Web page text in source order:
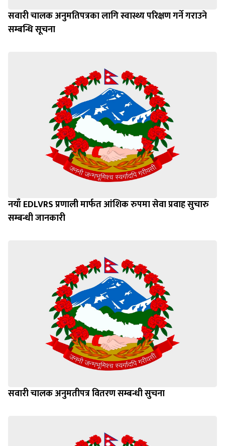
सवारी चालक अनुमतिपत्रका लागि स्वास्थ्य परिक्षण गर्ने गराउने
सम्बन्धि सूचना
नयाँ EDLVRS प्रणाली मार्फत आंशिक रुपमा सेवा प्रवाह सुचारु
सम्बन्धी जानकारी
सवारी चालक अनुमतीपत्र वितरण सम्बन्धी सुचना